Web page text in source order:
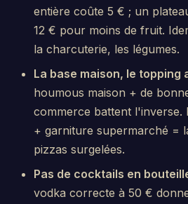
entière coûte 5 € ; un
12 € pour moins de fruit.
la charcuterie, les légumes.
La base maison, le topping
houmous maison + de
commerce battent l'inverse.
+ garniture supermarché =
pizzas surgelées.
Pas de cocktails en
vodka correcte à 50 €